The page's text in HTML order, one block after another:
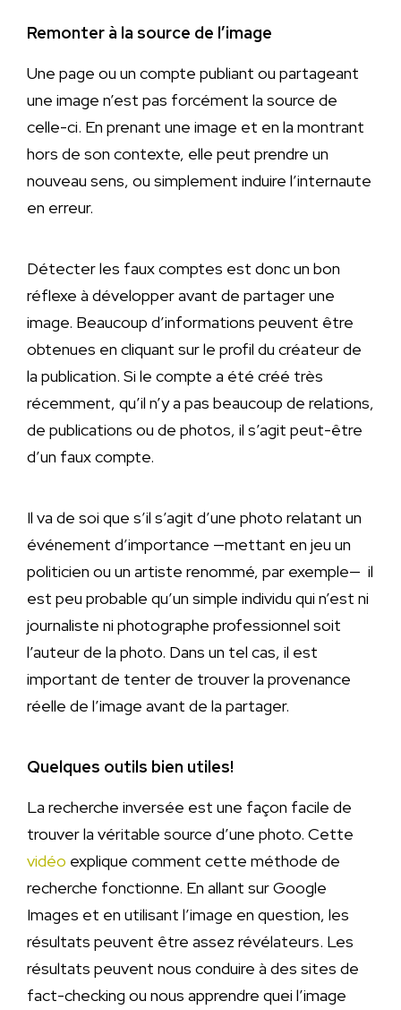
Remonter à la source de l’image
Une page ou un compte publiant ou partageant
une image n’est pas forcément la source de
celle-ci. En prenant une image et en la montrant
hors de son contexte, elle peut prendre un
nouveau sens, ou simplement induire l’internaute
en erreur.
Détecter les faux comptes est donc un bon
réflexe à développer avant de partager une
image. Beaucoup d’informations peuvent être
obtenues en cliquant sur le profil du créateur de
la publication. Si le compte a été créé très
récemment, qu’il n’y a pas beaucoup de relations,
de publications ou de photos, il s’agit peut-être
d’un faux compte.
Il va de soi que s’il s’agit d’une photo relatant un
événement d’importance —mettant en jeu un
politicien ou un artiste renommé, par exemple— il
est peu probable qu’un simple individu qui n’est ni
journaliste ni photographe professionnel soit
l’auteur de la photo. Dans un tel cas, il est
important de tenter de trouver la provenance
réelle de l’image avant de la partager.
Quelques outils bien utiles!
La recherche inversée est une façon facile de
trouver la véritable source d’une photo. Cette
vidéo explique comment cette méthode de
recherche fonctionne. En allant sur Google
Images et en utilisant l’image en question, les
résultats peuvent être assez révélateurs. Les
résultats peuvent nous conduire à des sites de
fact-checking ou nous apprendre quei l’image